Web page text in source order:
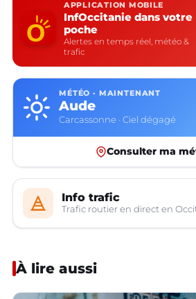
APPLICATION MOBILE
InfOccitanie dans votre
poche
Alertes en temps réel, météo &
trafic
MÉTÉO · MAINTENANT
Aude
Carcassonne · Ciel dégagé
Consulter ma
Info trafic
Trafic routier en direct en
À lire aussi